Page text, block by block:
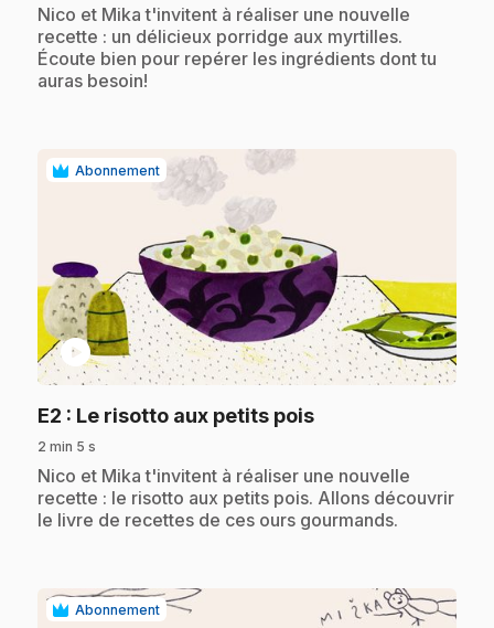
.Nico et Mika t'invitent à réaliser une nouvelle
recette : un délicieux porridge aux myrtilles.
Écoute bien pour repérer les ingrédients dont tu
auras besoin!
Abonnement
play_circle
E2 : Le risotto aux petits pois.
2 min 5 s
.Nico et Mika t'invitent à réaliser une nouvelle
recette : le risotto aux petits pois. Allons découvrir
le livre de recettes de ces ours gourmands.
Abonnement